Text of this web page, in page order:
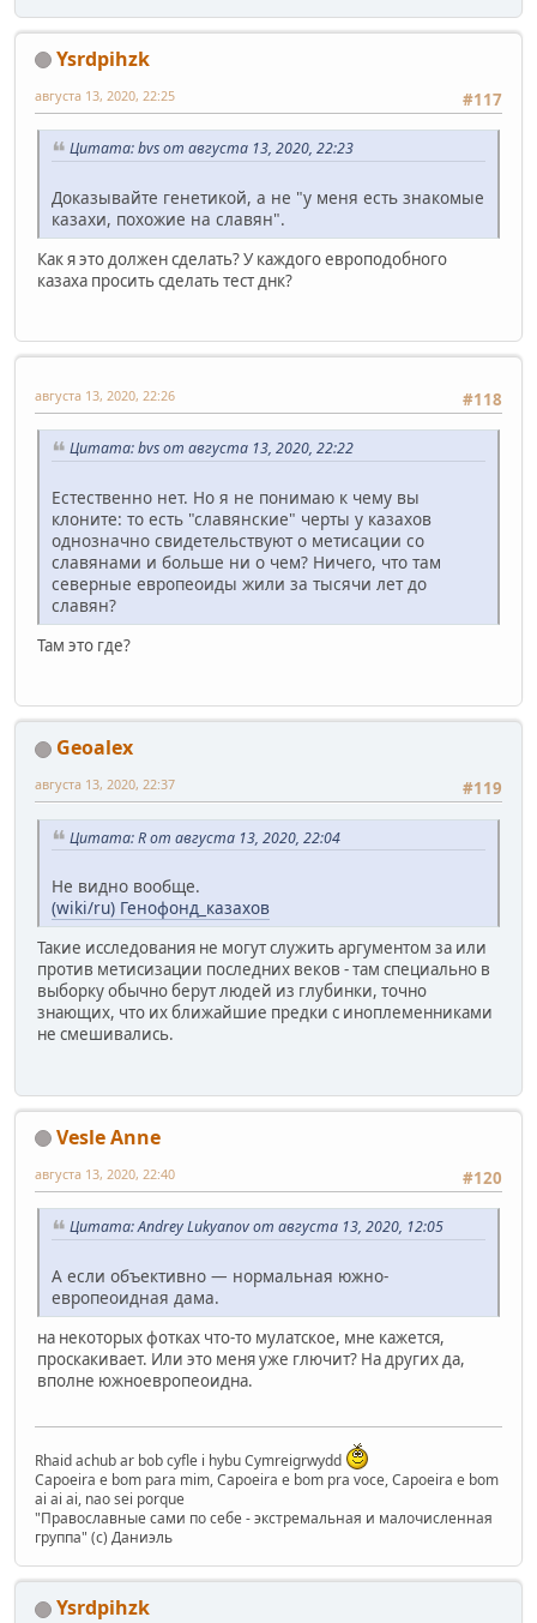
Ysrdpihzk
#117
августа 13, 2020, 22:25
Цитата: bvs от августа 13, 2020, 22:23
Доказывайте генетикой, а не "у меня есть знакомые
казахи, похожие на славян".
Как я это должен сделать? У каждого европодобного
казаха просить сделать тест днк?
#118
августа 13, 2020, 22:26
Цитата: bvs от августа 13, 2020, 22:22
Естественно нет. Но я не понимаю к чему вы
клоните: то есть "славянские" черты у казахов
однозначно свидетельствуют о метисации со
славянами и больше ни о чем? Ничего, что там
северные европеоиды жили за тысячи лет до
славян?
Там это где?
Geoalex
#119
августа 13, 2020, 22:37
Цитата: R от августа 13, 2020, 22:04
Не видно вообще.
(wiki/ru) Генофонд_казахов
Такие исследования не могут служить аргументом за или
против метисизации последних веков - там специально в
выборку обычно берут людей из глубинки, точно
знающих, что их ближайшие предки с иноплеменниками
не смешивались.
Vesle Anne
#120
августа 13, 2020, 22:40
Цитата: Andrey Lukyanov от августа 13, 2020, 12:05
А если объективно — нормальная южно-
европеоидная дама.
на некоторых фотках что-то мулатское, мне кажется,
проскакивает. Или это меня уже глючит? На других да,
вполне южноевропеоидна.
Rhaid achub ar bob cyfle i hybu Cymreigrwydd
Capoeira e bom para mim, Capoeira e bom pra voce, Capoeira e bom
ai ai ai, nao sei porque
"Православные сами по себе - экстремальная и малочисленная
группа" (с) Даниэль
Ysrdpihzk